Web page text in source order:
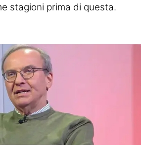
stagioni prima di questa.